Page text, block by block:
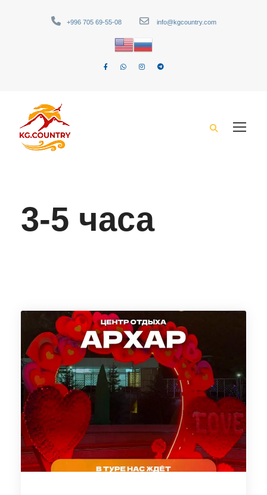
+996 705 69-55-08 info@kgcountry.com
3-5 часа